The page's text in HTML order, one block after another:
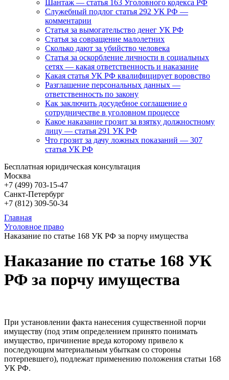
Шантаж — статья 163 Уголовного кодекса РФ
Служебный подлог статья 292 УК РФ —
комментарии
Статья за вымогательство денег УК РФ
Статья за совращение малолетних
Сколько дают за убийство человека
Статья за оскорбление личности в социальных
сетях — какая ответственность и наказание
Какая статья УК РФ квалифицирует воровство
Разглашение персональных данных —
ответственность по закону
Как заключить досудебное соглашение о
сотрудничестве в уголовном процессе
Какое наказание грозит за взятку должностному
лицу — статья 291 УК РФ
Что грозит за дачу ложных показаний — 307
статья УК РФ
Бесплатная юридическая консультация
Москва
+7 (499) 703-15-47
Санкт-Петербург
+7 (812) 309-50-34
Главная
Уголовное право
Наказание по статье 168 УК РФ за порчу имущества
Наказание по статье 168 УК
РФ за порчу имущества
При установлении факта нанесения существенной порчи
имуществу (под этим определением принято понимать
имущество, причинение вреда которому привело к
последующим материальным убыткам со стороны
потерпевшего), подлежат применению положения статьи 168
УК РФ.